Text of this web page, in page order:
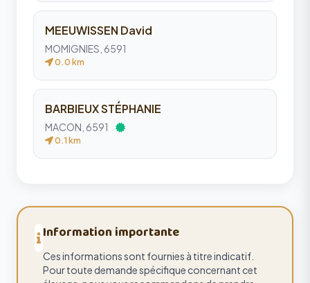
MEEUWISSEN David
MOMIGNIES, 6591
0.0 km
BARBIEUX STÉPHANIE
MACON, 6591
0.1 km
Information importante
Ces informations sont fournies à titre indicatif.
Pour toute demande spécifique concernant cet